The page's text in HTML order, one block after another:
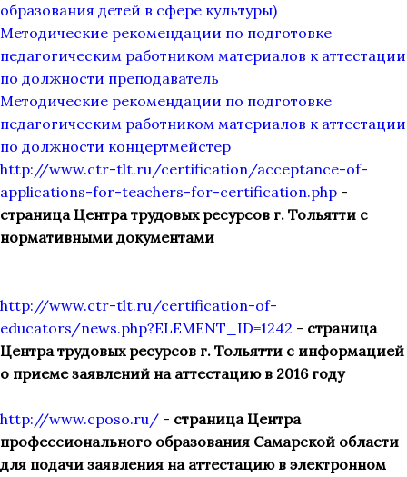
образования детей в сфере культуры)
Методические рекомендации по подготовке
педагогическим работником материалов к аттестации
по должности преподаватель
Методические рекомендации по подготовке
педагогическим работником материалов к аттестации
по должности концертмейстер
http://www.ctr-tlt.ru/certification/acceptance-of-
applications-for-teachers-for-certification.php -
страница Центра трудовых ресурсов г. Тольятти с
нормативными документами
http://www.ctr-tlt.ru/certification-of-
educators/news.php?ELEMENT_ID=1242 - страница
Центра трудовых ресурсов г. Тольятти с информацией
о приеме заявлений на аттестацию в 2016 году
http://www.cposo.ru/ - страница Центра
профессионального образования Самарской области
для подачи заявления на аттестацию в электронном